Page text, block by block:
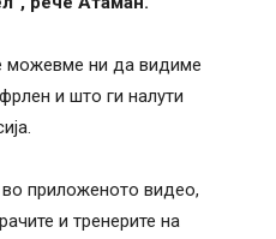
можевме ни да видиме
и што ги налути
приложеното видео,
и тренерите на